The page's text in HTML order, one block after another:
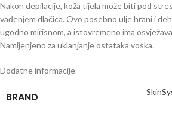
Nakon depilacije, koža tijela može biti pod
vađenjem dlačica. Ovo posebno ulje hrani i
ugodno mirisnom, a istovremeno ima
Namijenjeno za uklanjanje ostataka voska.
Dodatne informacije
BRAND